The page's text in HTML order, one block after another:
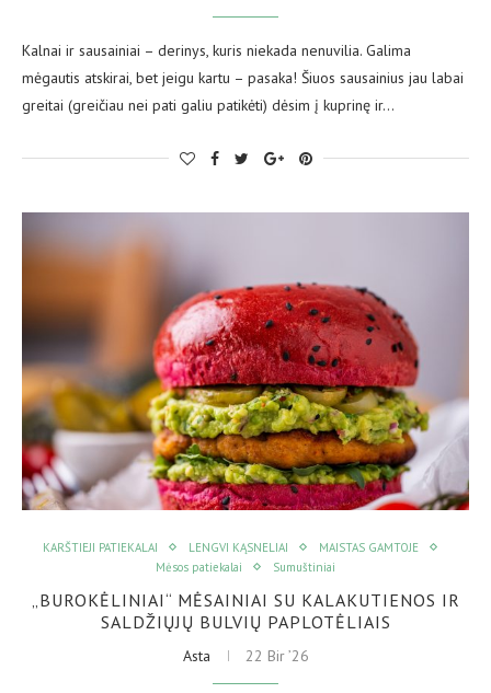
Kalnai ir sausainiai – derinys, kuris niekada nenuvilia. Galima
mėgautis atskirai, bet jeigu kartu – pasaka! Šiuos sausainius jau labai
greitai (greičiau nei pati galiu patikėti) dėsim į kuprinę ir…
KARŠTIEJI PATIEKALAI LENGVI KĄSNELIAI
MAISTAS GAMTOJE
Mėsos patiekalai
Sumuštiniai
„BUROKĖLINIAI“ MĖSAINIAI SU KALAKUTIENOS IR
SALDŽIŲJŲ BULVIŲ PAPLOTĖLIAIS
Asta 22 Bir ’26